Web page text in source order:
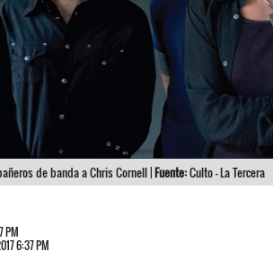
de banda a Chris Cornell |Fuente:Culto - La Tercera
PM
6:37 PM